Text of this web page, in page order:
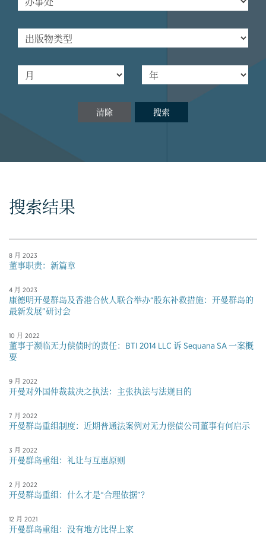
清除 搜索
搜索结果
8 月 2023
董事职责：新篇章
4 月 2023
康德明开曼群岛及香港合伙人联合举办“股东补救措施：开曼群岛的
最新发展”研讨会
10 月 2022
董事于濒临无力偿债时的责任：BTI 2014 LLC 诉 Sequana SA 一案概
要
9 月 2022
开曼对外国仲裁裁决之执法：主张执法与法规目的
7 月 2022
开曼群岛重组制度：近期普通法案例对无力偿债公司董事有何启示
3 月 2022
开曼群岛重组：礼让与互惠原则
2 月 2022
开曼群岛重组：什么才是“合理依据”？
12 月 2021
开曼群岛重组：没有地方比得上家